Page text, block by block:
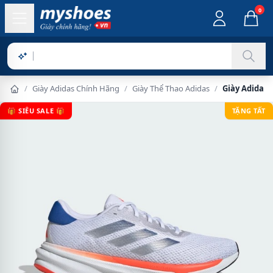
0
Sản phẩm
/ Giày Adidas Chính Hãng / Giày Thể Thao Adidas / Giày Adidas
🎁 SIÊU SALE 🎁 TẶNG TẤT